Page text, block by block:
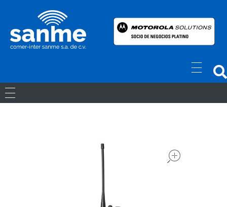
Movil Digital
LICENCIAS
REPETIDORES DIGITALES
ACCESORIOS